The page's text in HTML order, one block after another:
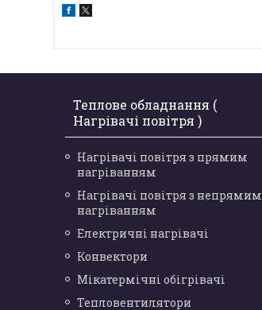
Теплове обладнання (
Нагрівачі повітря )
Нагрівачі повітря з прямим
нагріванням
Нагрівачі повітря з непрямим
нагріванням
Електричні нагрівачі
Конвектори
Мікатермічні обігрівачі
Тепловентилятори